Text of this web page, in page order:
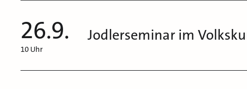
26.9.
10 Uhr
Jodlerseminar im